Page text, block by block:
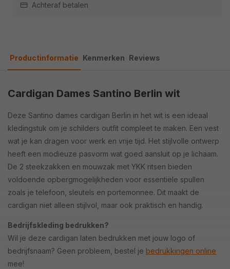
Achteraf betalen
Productinformatie Kenmerken Reviews
Cardigan Dames Santino Berlin wit
Deze Santino dames cardigan Berlin in het wit is een ideaal
kledingstuk om je schilders outfit compleet te maken. Een vest
wat je kan dragen voor werk en vrije tijd. Het stijlvolle ontwerp
heeft een modieuze pasvorm wat goed aansluit op je lichaam.
De 2 steekzakken en mouwzak met YKK ritsen bieden
voldoende opbergmogelijkheden voor essentiële spullen
zoals je telefoon, sleutels en portemonnee. Dit maakt de
cardigan niet alleen stijlvol, maar ook praktisch en handig.
Bedrijfskleding bedrukken?
Wil je deze cardigan laten bedrukken met jouw logo of
bedrijfsnaam? Geen probleem, bestel je bedrukkingen online
mee!